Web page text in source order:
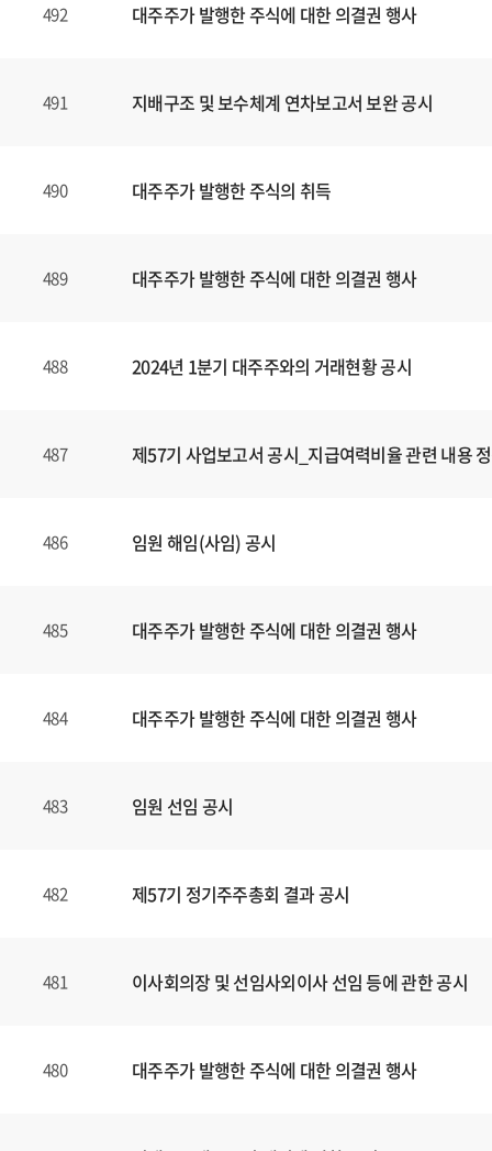
492 대주주가 발행한 주식에 대한 의결권 행사
491 지배구조 및 보수체계 연차보고서 보완 공시
490 대주주가 발행한 주식의 취득
489 대주주가 발행한 주식에 대한 의결권 행사
488 2024년 1분기 대주주와의 거래현황 공시
487 제57기 사업보고서 공시_지급여력비율 관련 내용
486 임원 해임(사임) 공시
485 대주주가 발행한 주식에 대한 의결권 행사
484 대주주가 발행한 주식에 대한 의결권 행사
483 임원 선임 공시
482 제57기 정기주주총회 결과 공시
481 이사회의장 및 선임사외이사 선임 등에 관한 공시
480 대주주가 발행한 주식에 대한 의결권 행사